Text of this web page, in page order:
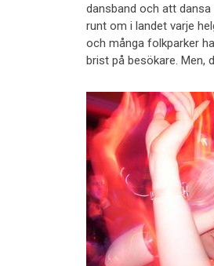
dansband och att
runt om i landet varje
och många folkparker
brist på besökare. Men,